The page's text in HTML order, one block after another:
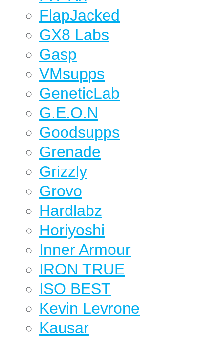
FlapJacked
GX8 Labs
Gasp
VMsupps
GeneticLab
G.E.O.N
Goodsupps
Grenade
Grizzly
Grovo
Hardlabz
Horiyoshi
Inner Armour
IRON TRUE
ISO BEST
Kevin Levrone
Kausar